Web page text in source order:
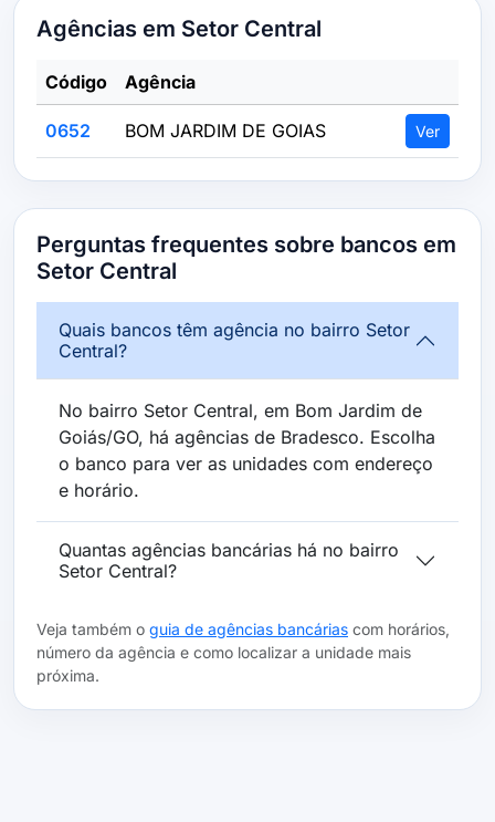
Agências em Setor Central
Código Agência
0652 BOM JARDIM DE GOIAS Ver
Perguntas frequentes sobre bancos em
Setor Central
Quais bancos têm agência no bairro Setor
Central?
No bairro Setor Central, em Bom Jardim de
Goiás/GO, há agências de Bradesco. Escolha
o banco para ver as unidades com endereço
e horário.
Quantas agências bancárias há no bairro
Setor Central?
Veja também o guia de agências bancárias com horários,
número da agência e como localizar a unidade mais
próxima.